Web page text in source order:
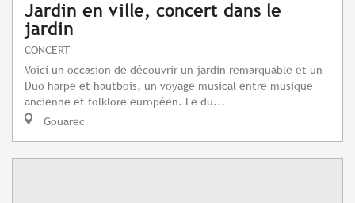
Jardin en ville, concert dans le
jardin
CONCERT
Voici un occasion de découvrir un jardin remarquable et un
Duo harpe et hautbois, un voyage musical entre musique
ancienne et folklore européen. Le du...
Gouarec